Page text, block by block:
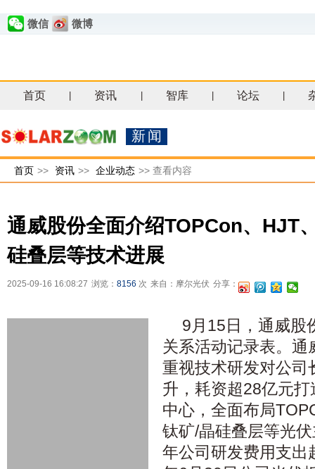
微信 微博
首页 资讯 智库 论坛
新闻
首页 >> 资讯 >> 企业动态 >> 查看内容
通威股份全面介绍TOPCon、HJT
硅叠层等技术进展
2025-09-16 16:08:27 浏览： 8156 次 来自：摩尔光伏 分享：
9月15日，通威股
关系活动记录表。
重视技术研发对公司
升，耗资超28亿元
中心，全面布局
钛矿/晶硅叠层等光
年公司研发费用支出